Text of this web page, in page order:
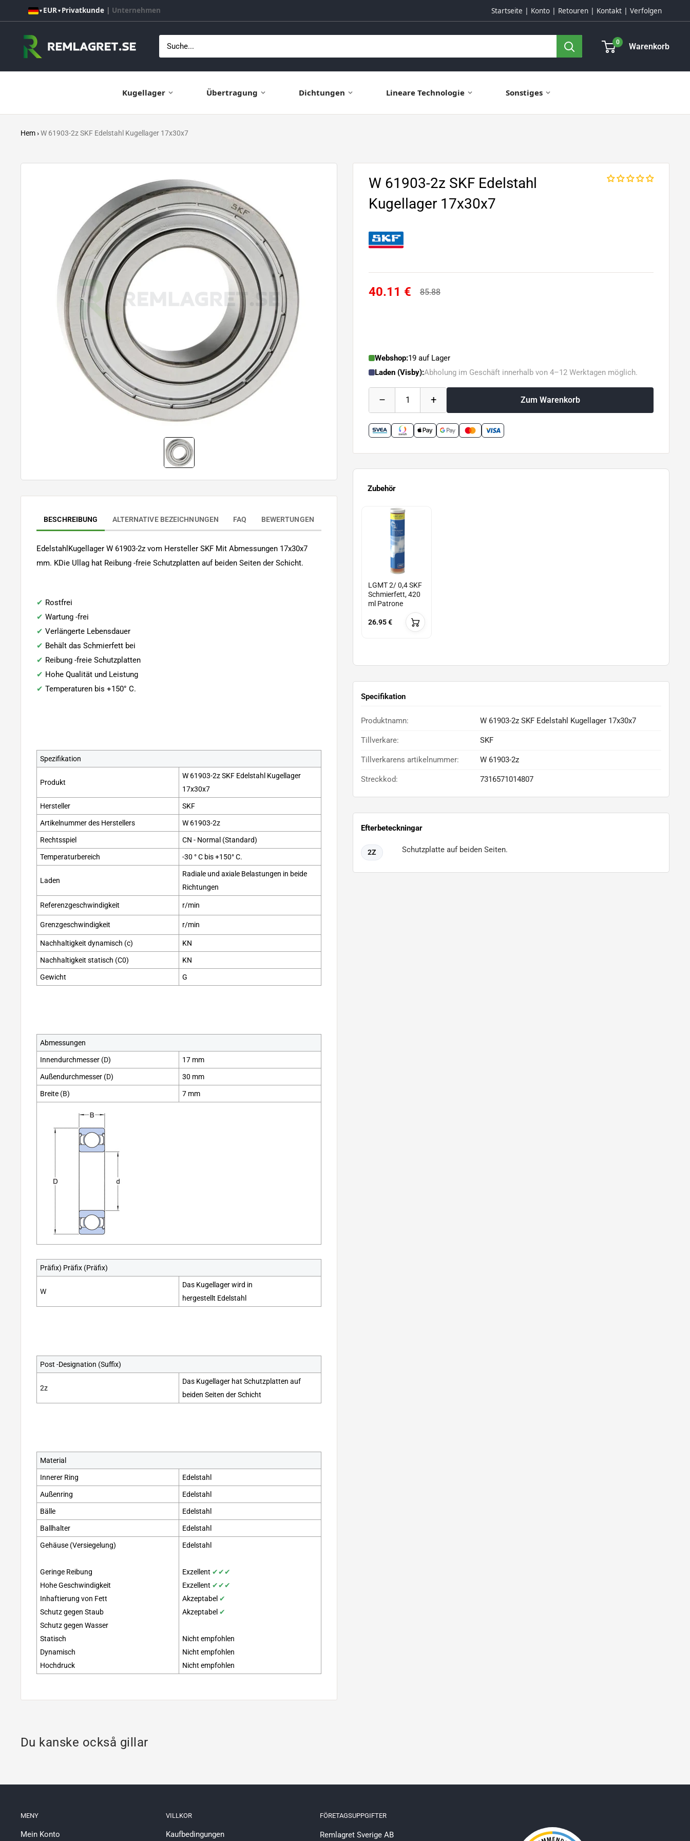
zum
▼ EUR▼ Privatkunde | Unternehmen Startseite Konto Retouren Kontakt Verfolgen
Remlagret.se 0 Warenkorb
Kugellager Übertragung Dichtungen Lineare Technologie Sonstiges
Hem›W 61903-2z SKF Edelstahl Kugellager 17x30x7
W 61903-2z SKF Edelstahl
Kugellager 17x30x7
40.11 € 85.88
Webshop:19 auf Lager
Laden (Visby):Abholung im Geschäft innerhalb von 4–12 Werktagen möglich.
– 1 + Zum Warenkorb
Zubehör
LGMT 2/ 0,4 SKF
Schmierfett, 420
ml Patrone
26.95 €
Specifikation
Produktnamn: W 61903-2z SKF Edelstahl Kugellager 17x30x7
Tillverkare: SKF
Tillverkarens artikelnummer: W 61903-2z
Streckkod: 7316571014807
Efterbeteckningar
2Z Schutzplatte auf beiden Seiten.
BESCHREIBUNG ALTERNATIVE BEZEICHNUNGEN FAQ BEWERTUNGEN
EdelstahlKugellager W 61903-2z vom Hersteller SKF Mit Abmessungen 17x30x7
mm. KDie Ullag hat Reibung -freie Schutzplatten auf beiden Seiten der Schicht.
✔ Rostfrei
✔ Wartung -frei
✔ Verlängerte Lebensdauer
✔ Behält das Schmierfett bei
✔ Reibung -freie Schutzplatten
✔ Hohe Qualität und Leistung
✔ Temperaturen bis +150° C.
Spezifikation
Produkt
W 61903-2z SKF Edelstahl Kugellager
17x30x7
Hersteller SKF
Artikelnummer des Herstellers W 61903-2z
Rechtsspiel CN - Normal (Standard)
Temperaturbereich -30 ° C bis +150° C.
Laden
Radiale und axiale Belastungen in beide
Richtungen
Referenzgeschwindigkeit r/min
Grenzgeschwindigkeit r/min
Nachhaltigkeit dynamisch (c) KN
Nachhaltigkeit statisch (C0) KN
Gewicht G
Abmessungen
Innendurchmesser (D) 17 mm
Außendurchmesser (D) 30 mm
Breite (B) 7 mm
Präfix) Präfix (Präfix)
W
Das Kugellager wird in
hergestellt Edelstahl
Post -Designation (Suffix)
2z
Das Kugellager hat Schutzplatten auf
beiden Seiten der Schicht
Material
Innerer Ring Edelstahl
Außenring Edelstahl
Bälle Edelstahl
Ballhalter Edelstahl
Gehäuse (Versiegelung)
Geringe Reibung
Hohe Geschwindigkeit
Inhaftierung von Fett
Schutz gegen Staub
Schutz gegen Wasser
Statisch
Dynamisch
Hochdruck
Edelstahl
Exzellent ✔✔✔
Exzellent ✔✔✔
Akzeptabel ✔
Akzeptabel ✔
Nicht empfohlen
Nicht empfohlen
Nicht empfohlen
Du kanske också gillar
MENY
Mein Konto
VILLKOR
Kaufbedingungen
FÖRETAGSUPPGIFTER
Remlagret Sverige AB